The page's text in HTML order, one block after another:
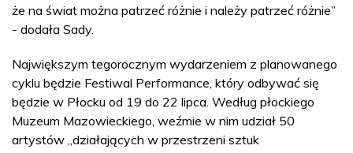
że na świat można patrzeć różnie i należy patrzeć różnie”
- dodała Sady.
Największym tegorocznym wydarzeniem z planowanego
cyklu będzie Festiwal Performance, który odbywać się
będzie w Płocku od 19 do 22 lipca. Według płockiego
Muzeum Mazowieckiego, weźmie w nim udział 50
artystów „działających w przestrzeni sztuk